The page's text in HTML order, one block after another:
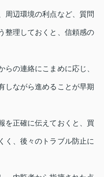
周辺環境の利点など、質問
整理しておくと、信頼感の
の連絡にこまめに応じ、
しながら進めることが早期
を正確に伝えておくと、買
く、後々のトラブル防止に